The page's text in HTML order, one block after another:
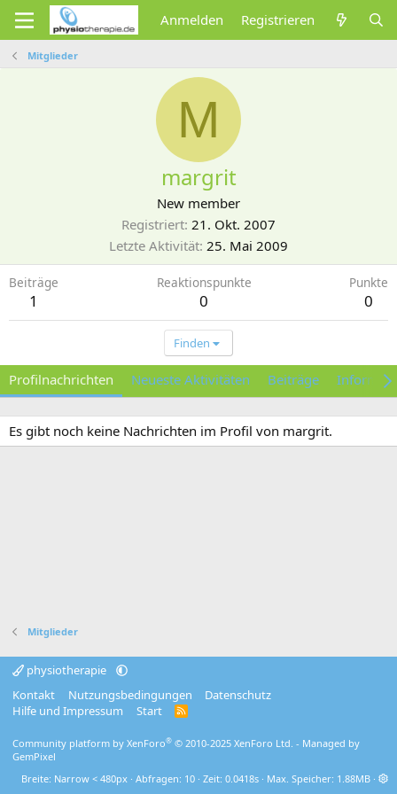
Anmelden Registrieren
Mitglieder
M
margrit
New member
Registriert 21. Okt. 2007
Letzte Aktivität 25. Mai 2009
Beiträge
1
Reaktionspunkte
0
Punkte
0
Finden
Profilnachrichten Neueste Aktivitäten Beiträge
Es gibt noch keine Nachrichten im Profil von margrit.
Mitglieder
physiotherapie
Kontakt
Nutzungsbedingungen
Datenschutz
Hilfe und Impressum
Start
R
Community platform by XenForo® © 2010-2025 XenForo Ltd. - Managed by
GemPixel
Breite
Abfragen 10 Zeit 0.0418s Max. Speicher 1.88MB